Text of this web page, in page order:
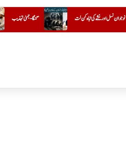
کتاب "گلستانِ عادل” پر ایک تبصرہ گنگا-جمنی تہذیب